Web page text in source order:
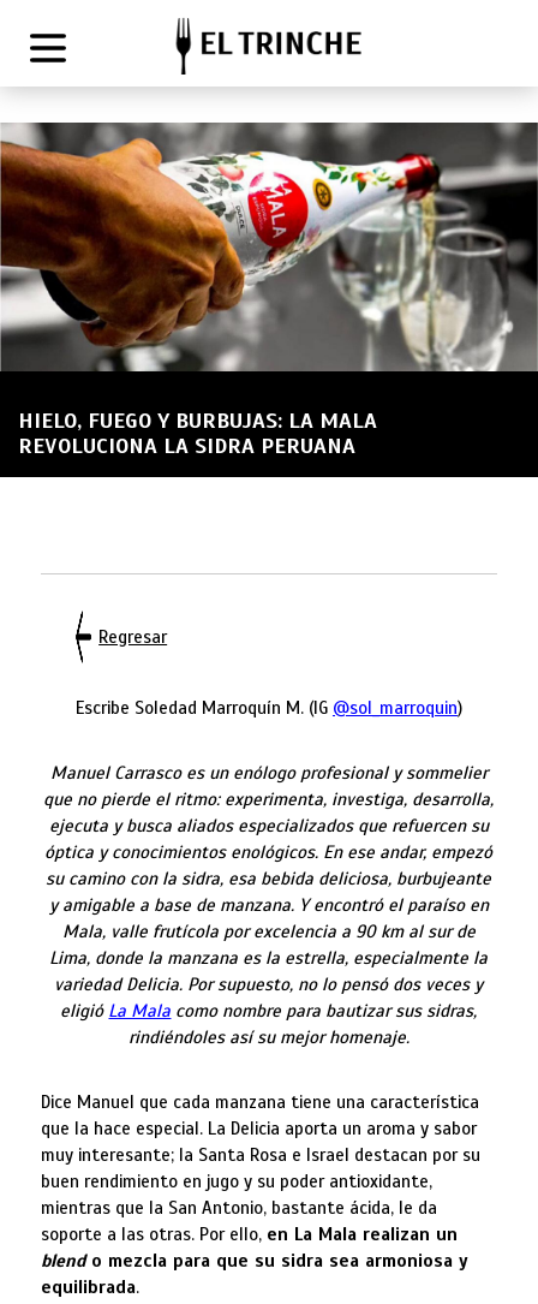
HIELO, FUEGO Y BURBUJAS: LA MALA
REVOLUCIONA LA SIDRA PERUANA
Regresar
Escribe Soledad Marroquín M. (IG @sol_marroquin)
Manuel Carrasco es un enólogo profesional y sommelier
que no pierde el ritmo: experimenta, investiga, desarrolla,
ejecuta y busca aliados especializados que refuercen su
óptica y conocimientos enológicos. En ese andar, empezó
su camino con la sidra, esa bebida deliciosa, burbujeante
y amigable a base de manzana. Y encontró el paraíso en
Mala, valle frutícola por excelencia a 90 km al sur de
Lima, donde la manzana es la estrella, especialmente la
variedad Delicia. Por supuesto, no lo pensó dos veces y
eligió La Mala como nombre para bautizar sus sidras,
rindiéndoles así su mejor homenaje.
Dice Manuel que cada manzana tiene una característica
que la hace especial. La Delicia aporta un aroma y sabor
muy interesante; la Santa Rosa e Israel destacan por su
buen rendimiento en jugo y su poder antioxidante,
mientras que la San Antonio, bastante ácida, le da
soporte a las otras. Por ello, en La Mala realizan un
blend o mezcla para que su sidra sea armoniosa y
equilibrada.